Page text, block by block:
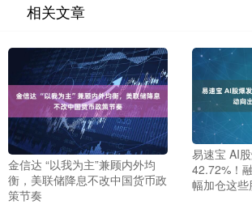
相关文章
金信达 “以我为主”兼顾内外均
衡，美联储降息不改中国货币政
策节奏
易速宝 AI
42.72%！
幅加仓这些